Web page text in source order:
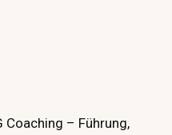
Coaching – Führung,